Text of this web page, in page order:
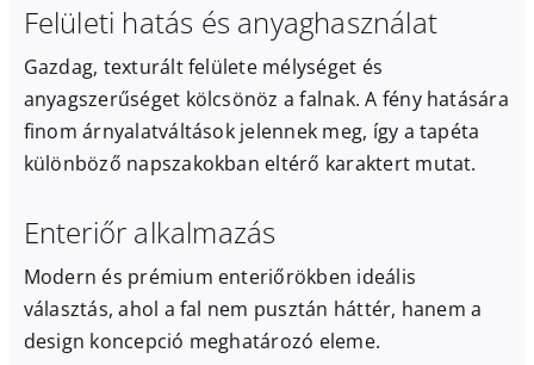
Felületi hatás és anyaghasználat
Gazdag, texturált felülete mélységet és
anyagszerűséget kölcsönöz a falnak. A fény hatására
finom árnyalatváltások jelennek meg, így a tapéta
különböző napszakokban eltérő karaktert mutat.
Enteriőr alkalmazás
Modern és prémium enteriőrökben ideális
választás, ahol a fal nem pusztán háttér, hanem a
design koncepció meghatározó eleme.